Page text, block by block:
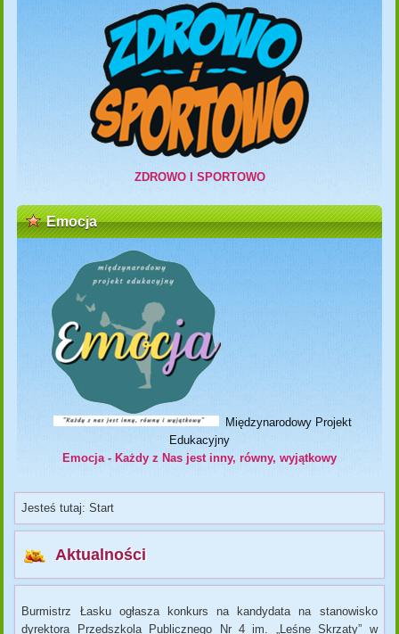
ZDROWO I SPORTOWO
Emocja
Międzynarodowy Projekt
Edukacyjny
Emocja - Każdy z Nas jest inny, równy, wyjątkowy
Jesteś tutaj:Start
Aktualności
Burmistrz Łasku ogłasza konkurs na kandydata na stanowisko
dyrektora Przedszkola Publicznego Nr 4 im. „Leśne Skrzaty” w